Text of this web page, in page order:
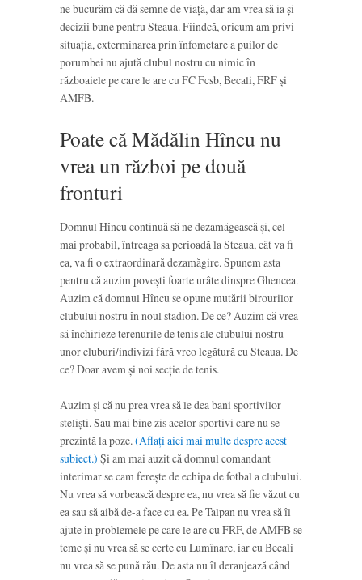
ne bucurăm că dă semne de viață, dar am vrea să ia și
decizii bune pentru Steaua. Fiindcă, oricum am privi
situația, exterminarea prin înfometare a puilor de
porumbei nu ajută clubul nostru cu nimic în
războaiele pe care le are cu FC Fcsb, Becali, FRF și
AMFB.
Poate că Mădălin Hîncu nu
vrea un război pe două
fronturi
Domnul Hîncu continuă să ne dezamăgească și, cel
mai probabil, întreaga sa perioadă la Steaua, cât va fi
ea, va fi o extraordinară dezamăgire. Spunem asta
pentru că auzim povești foarte urâte dinspre Ghencea.
Auzim că domnul Hîncu se opune mutării birourilor
clubului nostru în noul stadion. De ce? Auzim că vrea
să închirieze terenurile de tenis ale clubului nostru
unor cluburi/indivizi fără vreo legătură cu Steaua. De
ce? Doar avem și noi secție de tenis.
Auzim și că nu prea vrea să le dea bani sportivilor
steliști. Sau mai bine zis acelor sportivi care nu se
prezintă la poze.(Aflați aici mai multe despre acest
subiect.) Și am mai auzit că domnul comandant
interimar se cam ferește de echipa de fotbal a clubului.
Nu vrea să vorbească despre ea, nu vrea să fie văzut cu
ea sau să aibă de-a face cu ea. Pe Talpan nu vrea să îl
ajute în problemele pe care le are cu FRF, de AMFB se
teme și nu vrea să se certe cu Lumînare, iar cu Becali
nu vrea să se pună rău. De asta nu îl deranjează când